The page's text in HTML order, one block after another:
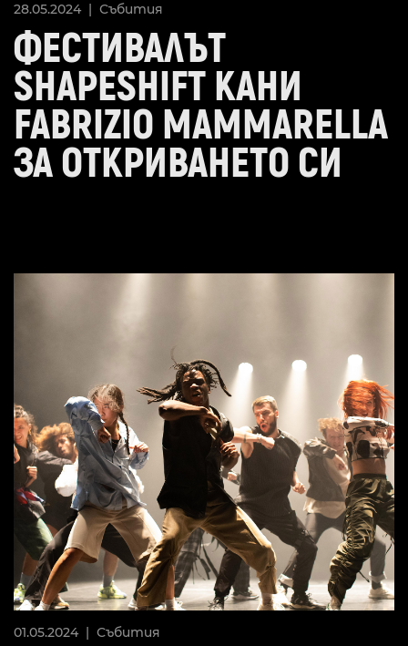
28.05.2024 | Събития
ФЕСТИВАЛЪТ
SHAPESHIFT КАНИ
FABRIZIO MAMMARELLA
ЗА ОТКРИВАНЕТО СИ
01.05.2024 | Събития